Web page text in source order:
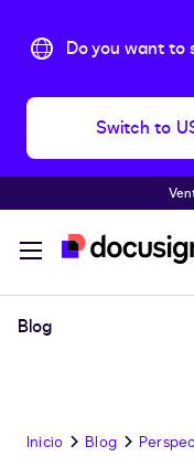
Do you want to
Switch to
Accede al contenido
Blog
Inicio Blog